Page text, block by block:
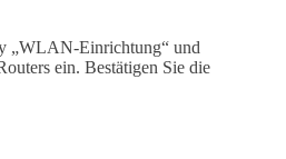
„WLAN-Einrichtung“ und
ein. Bestätigen Sie die